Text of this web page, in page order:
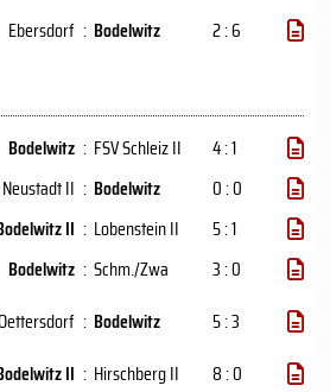
Ebersdorf : Bodelwitz 2 : 6
Bodelwitz : FSV Schleiz II
4 : 1
Neustadt II : Bodelwitz
0 : 0
II : Lobenstein II
5 : 1
Bodelwitz : Schm./Zwa
3 : 0
: Bodelwitz
5 : 3
II : Hirschberg II
8 : 0